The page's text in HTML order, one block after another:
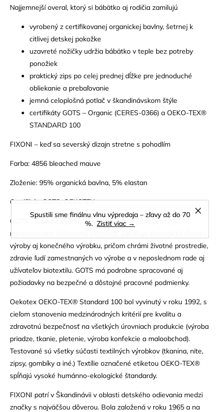
Spustili sme finálnu vlnu výpredaja – zľavy až do 70
%. Zistiť viac →
Najjemnejší overal, ktorý si bábätko aj rodičia zamilujú
vyrobený z certifikovanej organickej bavlny, šetrnej k
citlivej detskej pokožke
uzavreté nožičky udržia bábätko v teple bez potreby
ponožiek
praktický zips po celej prednej dĺžke pre jednoduché
obliekanie a prebaľovanie
jemná celoplošná potlač v škandinávskom štýle
certifikáty GOTS – Organic (CERES-0366) a OEKO-TEX®
STANDARD 100
FIXONI – keď sa severský dizajn stretne s pohodlím
Farba: 4856 bleached mauve
Zloženie: 95% organická bavlna, 5% elastan
Certifikát: GOTS, OEKOTEX
GOTS - Global Organic Textile Standard je najprísnejší
medzinárodný biotextilný certifikát. Zaručuje ekologickú čistotu
výroby aj konečného výrobku, pričom chrámi životné prostredie,
zdravie ľudí zamestnaných vo výrobe a v neposlednom rade aj
užívateľov biotextilu. GOTS má podrobne spracované aj
požiadavky na bezpečné a dôstojné pracovné podmienky.
Oekotex OEKO-TEX® Standard 100 bol vyvinutý v roku 1992, s
cieľom stanovenia medzinárodných kritérií pre kvalitu a
zdravotnú bezpečnosť na všetkých úrovniach produkcie (výroba
priadze, tkanie, pletenie, výroba konfekcie a maloobchod).
Testované sú všetky súčasti textilných výrobkov (tkanina, nite,
zipsy, gombíky a iné.) Textílie označené etiketou OEKO-TEX®
spĺňajú vysoké humánno-ekologické štandardy.
FIXONI patrí v Škandinávii v oblasti detského odievania medzi
značky s najväčšou dôverou. Bola založená v roku 1965 a na